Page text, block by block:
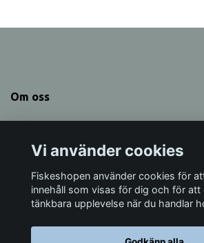
Om oss
Sociala medier
Vi använder cookies
Fiskeshopen använder cookies för
innehåll som visas för dig och för att
tänkbara upplevelse när du handlar